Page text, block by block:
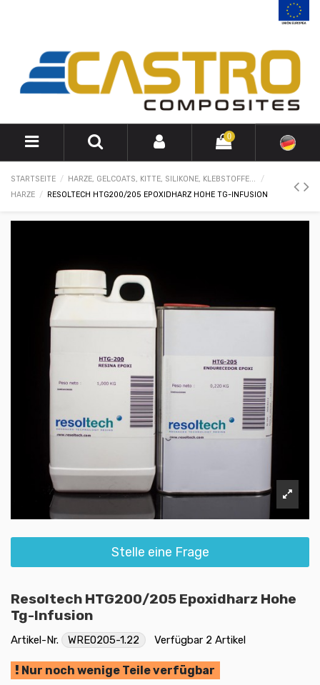
0
STARTSEITE
HARZE, GELCOATS, KITTE, SILIKONE, KLEBSTOFFE...
HARZE
RESOLTECH HTG200/205 EPOXIDHARZ HOHE TG-INFUSION
Stelle eine Frage
Resoltech HTG200/205 Epoxidharz Hohe
Tg-Infusion
Artikel-Nr. WRE0205-1.22 Verfügbar 2 Artikel
Nur noch wenige Teile verfügbar